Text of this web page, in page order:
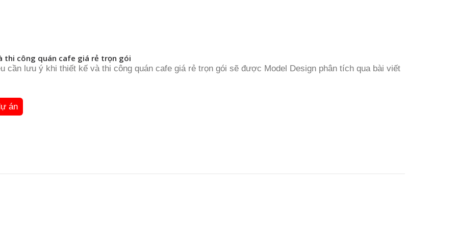
thi công quán cafe giá rẻ trọn gói
cần lưu ý khi thiết kế và thi công quán cafe giá rẻ trọn gói sẽ được Model Design phân tích qua bài viết
án